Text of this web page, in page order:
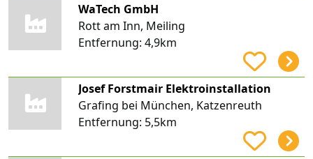
WaTech GmbH
Rott am Inn, Meiling
Entfernung: 4,9km
Josef Forstmair Elektroinstallation
Grafing bei München, Katzenreuth
Entfernung: 5,5km